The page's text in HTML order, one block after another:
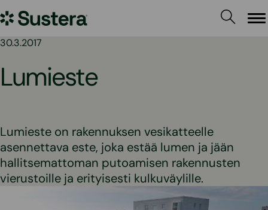
sisältöön
Sustera
30.3.2017
Lumieste
Lumieste on rakennuksen vesikatteelle
asennettava este, joka estää lumen ja jään
hallitsemattoman putoamisen rakennusten
vierustoille ja erityisesti kulkuväylille.